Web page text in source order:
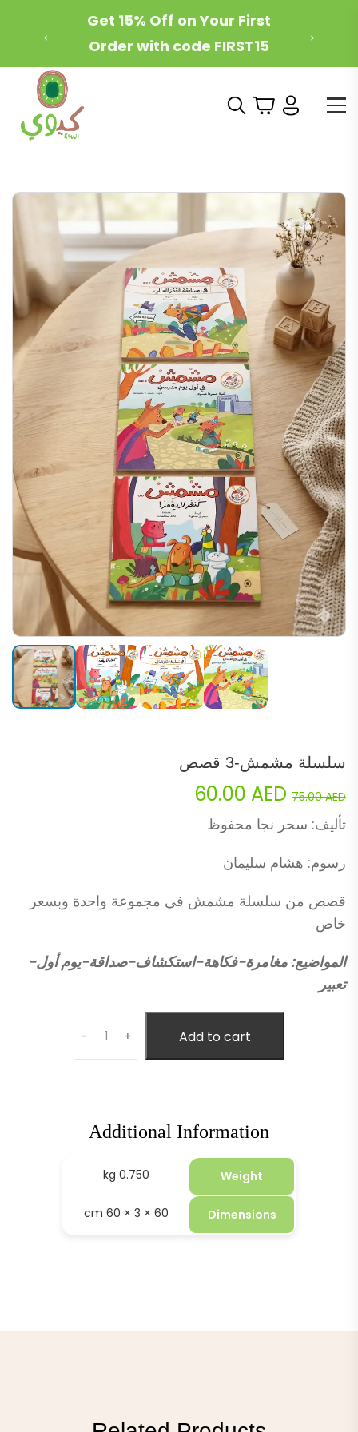
←
Free Local Shipping on
Orders Over 200 AED!
→
سلسلة مشمش-3 قصص
75.00AED
Original
price
was:
60.00 AED
تأليف: سحر نجا محفوظ
رسوم: هشام سليمان
قصص من سلسلة مشمش في مجموعة واحدة وبسعر
خاص
المواضيع: مغامرة-فكاهة-استكشاف-صداقة-يوم أول-
تعبير
- + Add to cart
Additional Information
Weight
0.750 kg
Dimensions
60 × 3 × 60 cm